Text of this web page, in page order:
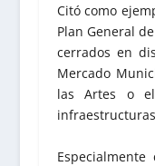
Citó como
Plan General
cerrados en
Mercado
las Artes o el